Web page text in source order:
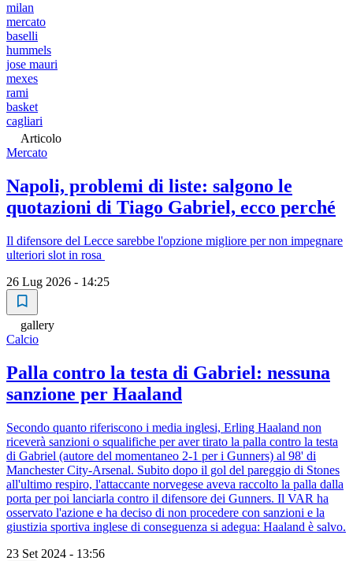
milan
mercato
baselli
hummels
jose mauri
mexes
rami
basket
cagliari
Articolo
Mercato
Napoli, problemi di liste: salgono le
quotazioni di Tiago Gabriel, ecco perché
Il difensore del Lecce sarebbe l'opzione migliore per non impegnare
ulteriori slot in rosa
26 Lug 2026 - 14:25
gallery
Calcio
Palla contro la testa di Gabriel: nessuna
sanzione per Haaland
Secondo quanto riferiscono i media inglesi, Erling Haaland non
riceverà sanzioni o squalifiche per aver tirato la palla contro la testa
di Gabriel (autore del momentaneo 2-1 per i Gunners) al 98' di
Manchester City-Arsenal. Subito dopo il gol del pareggio di Stones
all'ultimo respiro, l'attaccante norvegese aveva raccolto la palla dalla
porta per poi lanciarla contro il difensore dei Gunners. Il VAR ha
osservato l'azione e ha deciso di non procedere con sanzioni e la
giustizia sportiva inglese di conseguenza si adegua: Haaland è salvo.
23 Set 2024 - 13:56